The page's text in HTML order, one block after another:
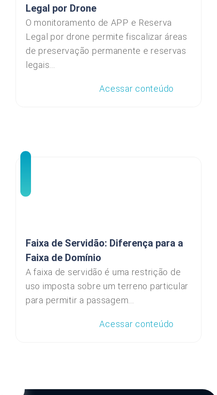
Legal por Drone
O monitoramento de APP e Reserva
Legal por drone permite fiscalizar áreas
de preservação permanente e reservas
legais...
Acessar conteúdo
Faixa de Servidão: Diferença para a
Faixa de Domínio
A faixa de servidão é uma restrição de
uso imposta sobre um terreno particular
para permitir a passagem...
Acessar conteúdo